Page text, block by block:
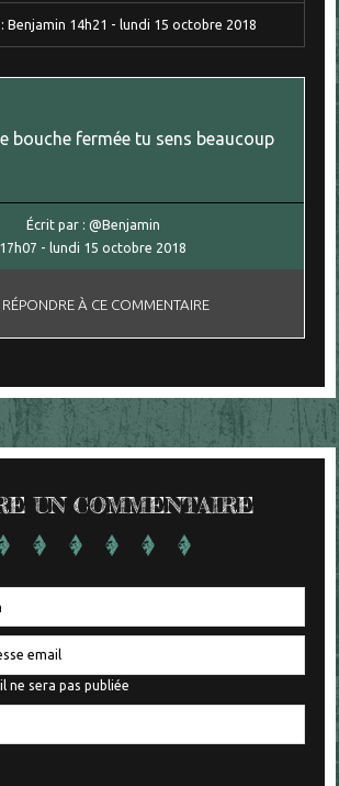
Benjamin 14h21 - lundi 15 octobre 2018
bouche fermée tu sens beaucoup
Écrit par : @Benjamin
17h07 - lundi 15 octobre 2018
RÉPONDRE À CE COMMENTAIRE
UN COMMENTAIRE
ne sera pas publiée